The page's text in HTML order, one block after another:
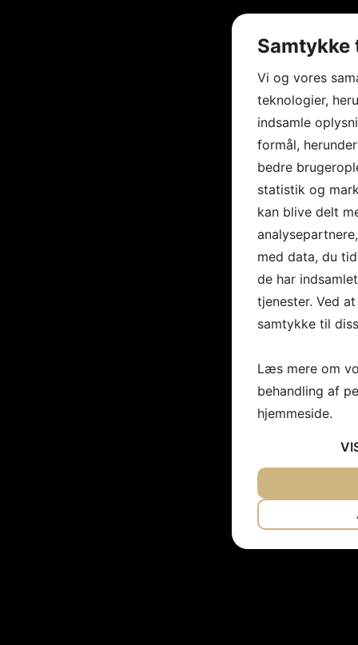
Vi og vores
teknologier,
indsamle
formål,
bedre
statistik og
kan blive delt
med data, du
de har
tjenester. Ved
samtykke til
Læs mere om
behandling af
hjemmeside.